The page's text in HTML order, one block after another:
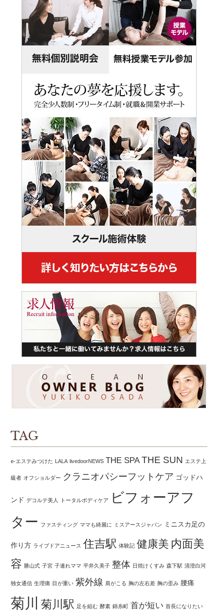
TAG
e-エステみつけた LALA livedoorNEWS THE SPA THE SUN エステ上
級者 オフショルダー クラニオパシーフットケア ゴッドハ
ンド デコルテ美人 トータルボディケア
ビフォーアフ
ター ファスティング ママも綺麗に ミスアースジャパン ミニスカ足の
作り方 ライブドアニュース 住吉駅 体験記 健康美 内面美
容 勝山式 子宮 子連れママ 平井久美子 整体 日焼けくすみ 森下駅 清澄白河
独女通信 生理痛 目が重い 紫外線 肩がこる 胸の左右差 胸の歪み 腰痛
菊川 菊川駅 足を組む 酵素 錦糸町 首が短い 首長になりたい